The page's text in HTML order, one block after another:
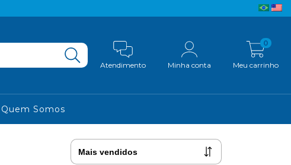
Atendimento Minha conta Meu carrinho
0
Quem Somos